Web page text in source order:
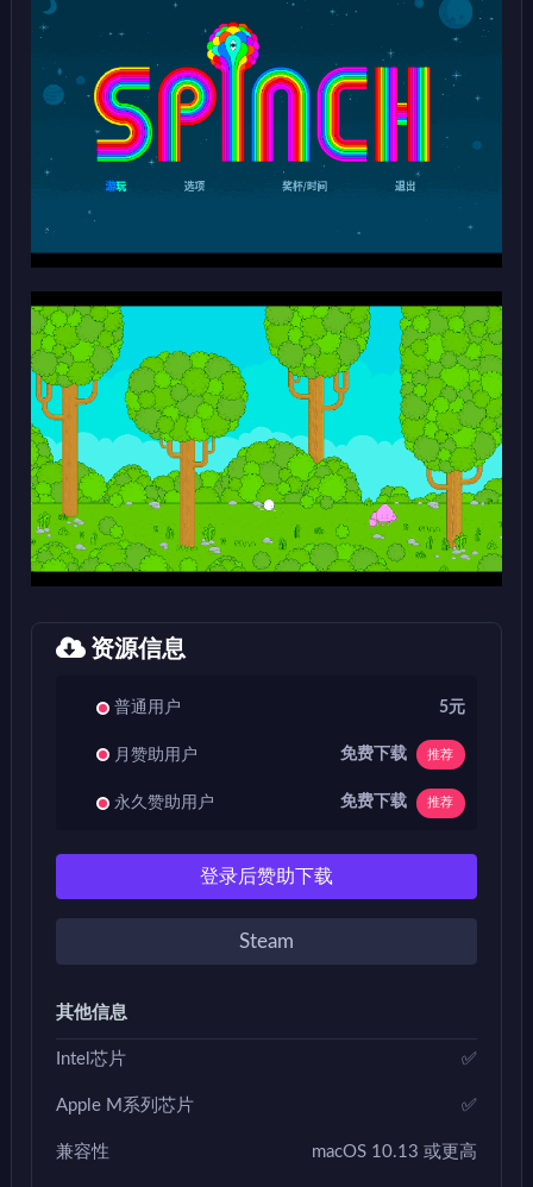
资源信息
普通用户 5元
月赞助用户 免费下载 推荐
永久赞助用户 免费下载 推荐
登录后赞助下载
Steam
其他信息
Intel芯片 ✅
Apple M系列芯片 ✅
兼容性 macOS 10.13 或更高